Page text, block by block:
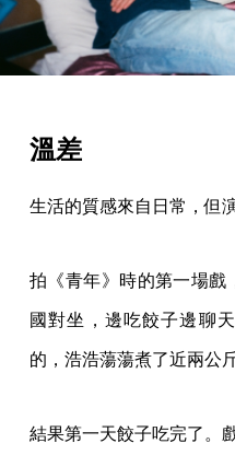
溫差
生活的質感來自日常，但
拍《青年》時的第一場戲
國對坐，邊吃餃子邊聊
的，浩浩蕩蕩煮了近兩公
結果第一天餃子吃完了。